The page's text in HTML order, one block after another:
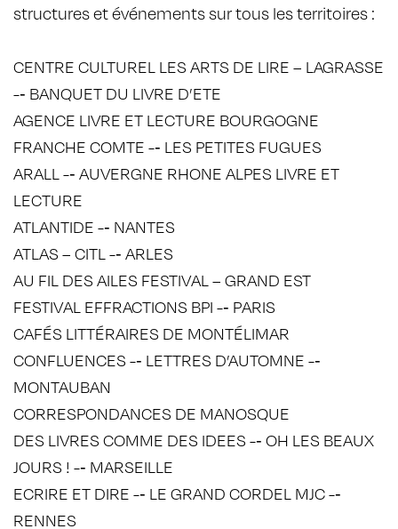
structures et événements sur tous les territoires :
CENTRE CULTUREL LES ARTS DE LIRE – LAGRASSE
-­‐ BANQUET DU LIVRE D’ETE
AGENCE LIVRE ET LECTURE BOURGOGNE
FRANCHE COMTE -­‐ LES PETITES FUGUES
ARALL -­‐ AUVERGNE RHONE ALPES LIVRE ET
LECTURE
ATLANTIDE -­‐ NANTES
ATLAS – CITL -­‐ ARLES
AU FIL DES AILES FESTIVAL – GRAND EST
FESTIVAL EFFRACTIONS BPI -­‐ PARIS
CAFÉS LITTÉRAIRES DE MONTÉLIMAR
CONFLUENCES -­‐ LETTRES D’AUTOMNE -­‐
MONTAUBAN
CORRESPONDANCES DE MANOSQUE
DES LIVRES COMME DES IDEES -­‐ OH LES BEAUX
JOURS ! -­‐ MARSEILLE
ECRIRE ET DIRE -­‐ LE GRAND CORDEL MJC -­‐
RENNES